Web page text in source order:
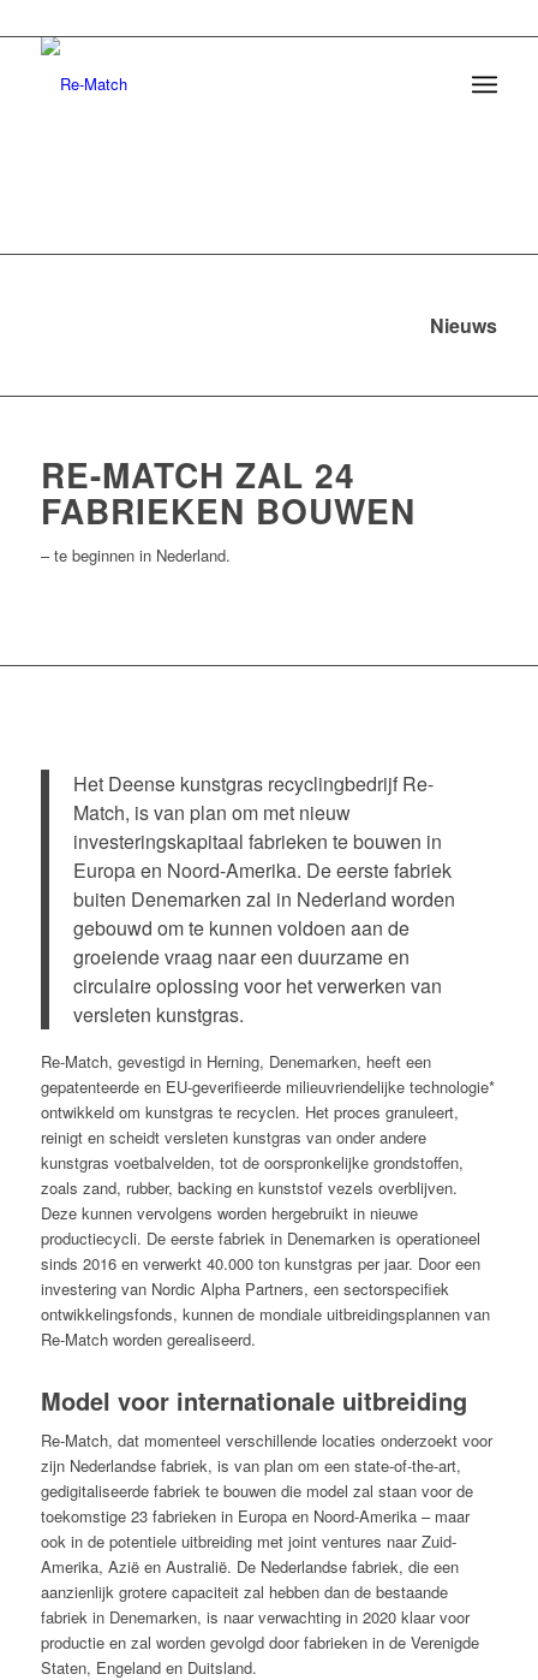
Nieuws
RE-MATCH ZAL 24
FABRIEKEN BOUWEN
– te beginnen in Nederland.
Het Deense kunstgras recyclingbedrijf Re-
Match, is van plan om met nieuw
investeringskapitaal fabrieken te bouwen in
Europa en Noord-Amerika. De eerste fabriek
buiten Denemarken zal in Nederland worden
gebouwd om te kunnen voldoen aan de
groeiende vraag naar een duurzame en
circulaire oplossing voor het verwerken van
versleten kunstgras.
Re-Match, gevestigd in Herning, Denemarken, heeft een
gepatenteerde en EU-geverifieerde milieuvriendelijke technologie*
ontwikkeld om kunstgras te recyclen. Het proces granuleert,
reinigt en scheidt versleten kunstgras van onder andere
kunstgras voetbalvelden, tot de oorspronkelijke grondstoffen,
zoals zand, rubber, backing en kunststof vezels overblijven.
Deze kunnen vervolgens worden hergebruikt in nieuwe
productiecycli. De eerste fabriek in Denemarken is operationeel
sinds 2016 en verwerkt 40.000 ton kunstgras per jaar. Door een
investering van Nordic Alpha Partners, een sectorspecifiek
ontwikkelingsfonds, kunnen de mondiale uitbreidingsplannen van
Re-Match worden gerealiseerd.
Model voor internationale uitbreiding
Re-Match, dat momenteel verschillende locaties onderzoekt voor
zijn Nederlandse fabriek, is van plan om een state-of-the-art,
gedigitaliseerde fabriek te bouwen die model zal staan voor de
toekomstige 23 fabrieken in Europa en Noord-Amerika – maar
ook in de potentiele uitbreiding met joint ventures naar Zuid-
Amerika, Azië en Australië. De Nederlandse fabriek, die een
aanzienlijk grotere capaciteit zal hebben dan de bestaande
fabriek in Denemarken, is naar verwachting in 2020 klaar voor
productie en zal worden gevolgd door fabrieken in de Verenigde
Staten, Engeland en Duitsland.